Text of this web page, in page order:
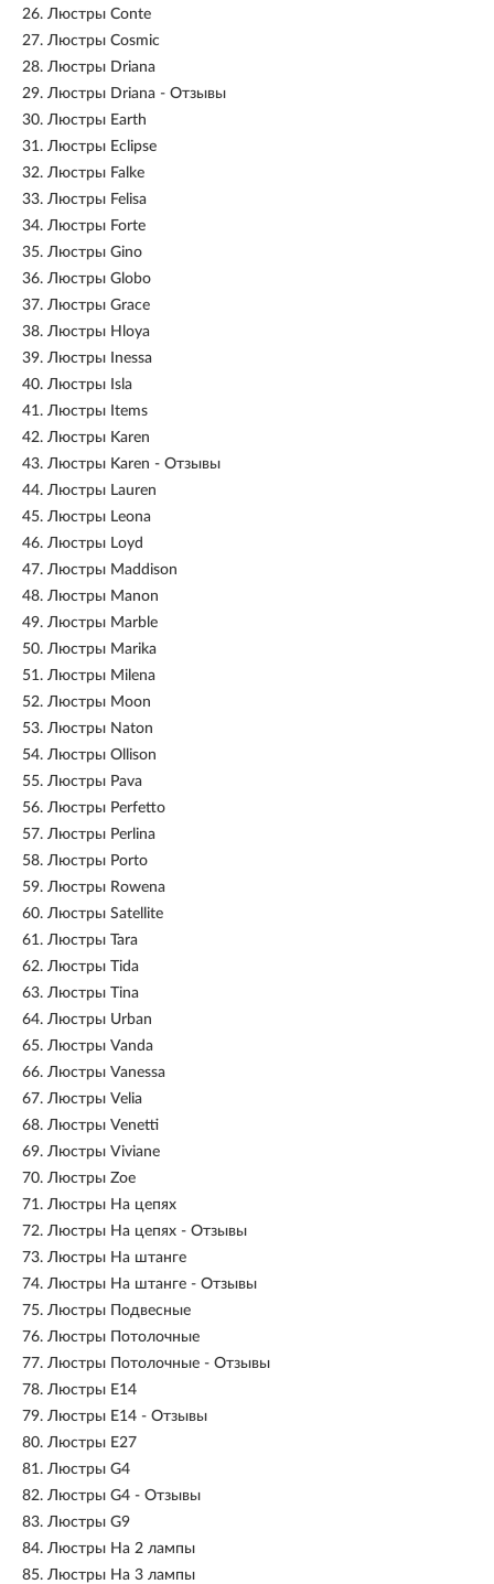
26. Люстры Conte
27. Люстры Cosmic
28. Люстры Driana
29. Люстры Driana - Отзывы
30. Люстры Earth
31. Люстры Eclipse
32. Люстры Falke
33. Люстры Felisa
34. Люстры Forte
35. Люстры Gino
36. Люстры Globo
37. Люстры Grace
38. Люстры Hloya
39. Люстры Inessa
40. Люстры Isla
41. Люстры Items
42. Люстры Karen
43. Люстры Karen - Отзывы
44. Люстры Lauren
45. Люстры Leona
46. Люстры Loyd
47. Люстры Maddison
48. Люстры Manon
49. Люстры Marble
50. Люстры Marika
51. Люстры Milena
52. Люстры Moon
53. Люстры Naton
54. Люстры Ollison
55. Люстры Pava
56. Люстры Perfetto
57. Люстры Perlina
58. Люстры Porto
59. Люстры Rowena
60. Люстры Satellite
61. Люстры Tara
62. Люстры Tida
63. Люстры Tina
64. Люстры Urban
65. Люстры Vanda
66. Люстры Vanessa
67. Люстры Velia
68. Люстры Venetti
69. Люстры Viviane
70. Люстры Zoe
71. Люстры На цепях
72. Люстры На цепях - Отзывы
73. Люстры На штанге
74. Люстры На штанге - Отзывы
75. Люстры Подвесные
76. Люстры Потолочные
77. Люстры Потолочные - Отзывы
78. Люстры E14
79. Люстры E14 - Отзывы
80. Люстры E27
81. Люстры G4
82. Люстры G4 - Отзывы
83. Люстры G9
84. Люстры На 2 лампы
85. Люстры На 3 лампы